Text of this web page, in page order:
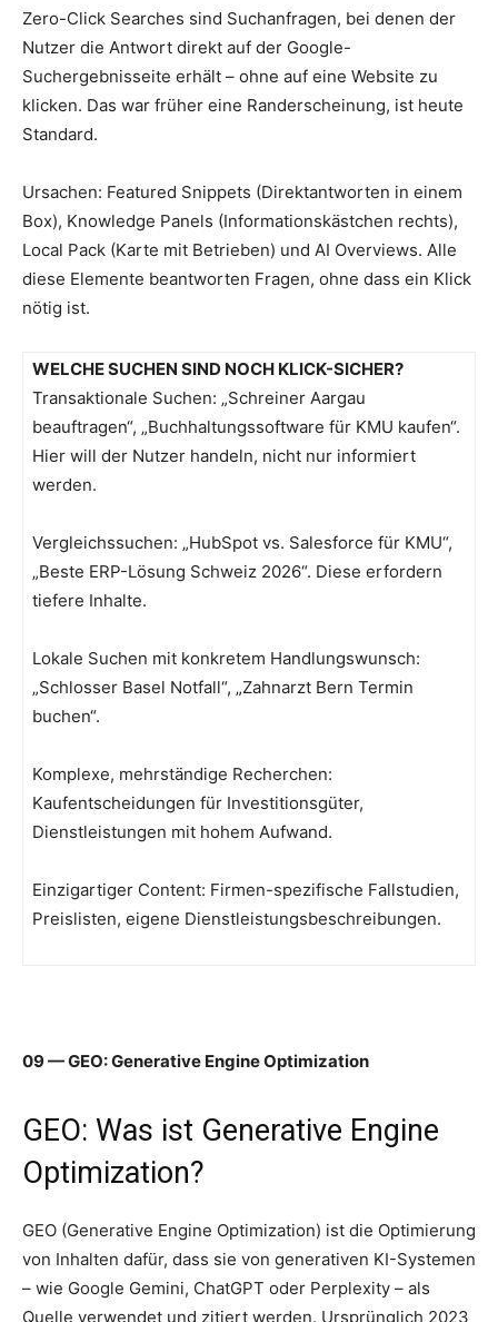
Zero-Click Searches sind Suchanfragen, bei denen der
Nutzer die Antwort direkt auf der Google-
Suchergebnisseite erhält – ohne auf eine Website zu
klicken. Das war früher eine Randerscheinung, ist heute
Standard.
Ursachen: Featured Snippets (Direktantworten in einem
Box), Knowledge Panels (Informationskästchen rechts),
Local Pack (Karte mit Betrieben) und AI Overviews. Alle
diese Elemente beantworten Fragen, ohne dass ein Klick
nötig ist.
WELCHE SUCHEN SIND NOCH KLICK-SICHER?
Transaktionale Suchen: „Schreiner Aargau
beauftragen“, „Buchhaltungssoftware für KMU kaufen“.
Hier will der Nutzer handeln, nicht nur informiert
werden.
Vergleichssuchen: „HubSpot vs. Salesforce für KMU“,
„Beste ERP-Lösung Schweiz 2026“. Diese erfordern
tiefere Inhalte.
Lokale Suchen mit konkretem Handlungswunsch:
„Schlosser Basel Notfall“, „Zahnarzt Bern Termin
buchen“.
Komplexe, mehrständige Recherchen:
Kaufentscheidungen für Investitionsgüter,
Dienstleistungen mit hohem Aufwand.
Einzigartiger Content: Firmen-spezifische Fallstudien,
Preislisten, eigene Dienstleistungsbeschreibungen.
09 — GEO: Generative Engine Optimization
GEO: Was ist Generative Engine
Optimization?
GEO (Generative Engine Optimization) ist die Optimierung
von Inhalten dafür, dass sie von generativen KI-Systemen
– wie Google Gemini, ChatGPT oder Perplexity – als
Quelle verwendet und zitiert werden. Ursprünglich 2023